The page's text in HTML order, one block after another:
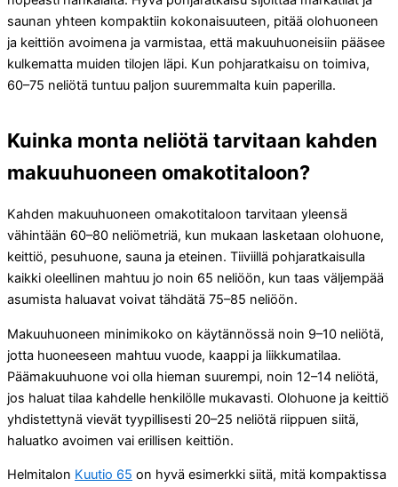
saunan yhteen kompaktiin kokonaisuuteen, pitää olohuoneen
ja keittiön avoimena ja varmistaa, että makuuhuoneisiin pääsee
kulkematta muiden tilojen läpi. Kun pohjaratkaisu on toimiva,
60–75 neliötä tuntuu paljon suuremmalta kuin paperilla.
Kuinka monta neliötä tarvitaan kahden
makuuhuoneen omakotitaloon?
Kahden makuuhuoneen omakotitaloon tarvitaan yleensä
vähintään 60–80 neliömetriä, kun mukaan lasketaan olohuone,
keittiö, pesuhuone, sauna ja eteinen. Tiiviillä pohjaratkaisulla
kaikki oleellinen mahtuu jo noin 65 neliöön, kun taas väljempää
asumista haluavat voivat tähdätä 75–85 neliöön.
Makuuhuoneen minimikoko on käytännössä noin 9–10 neliötä,
jotta huoneeseen mahtuu vuode, kaappi ja liikkumatilaa.
Päämakuuhuone voi olla hieman suurempi, noin 12–14 neliötä,
jos haluat tilaa kahdelle henkilölle mukavasti. Olohuone ja keittiö
yhdistettynä vievät tyypillisesti 20–25 neliötä riippuen siitä,
haluatko avoimen vai erillisen keittiön.
Helmitalon Kuutio 65 on hyvä esimerkki siitä, mitä kompaktissa